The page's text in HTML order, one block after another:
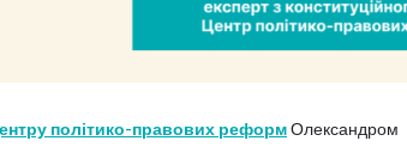
політико-правових реформОлександром